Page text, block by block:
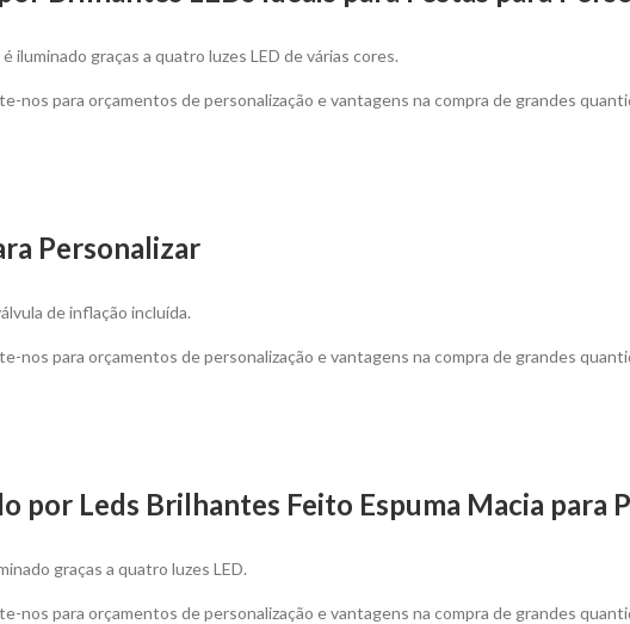
iluminado graças a quatro luzes LED de várias cores.
nos para orçamentos de personalização e vantagens na compra de grandes
Personalizar
de inflação incluída.
nos para orçamentos de personalização e vantagens na compra de grandes
por Leds Brilhantes Feito Espuma Macia para
graças a quatro luzes LED.
nos para orçamentos de personalização e vantagens na compra de grandes